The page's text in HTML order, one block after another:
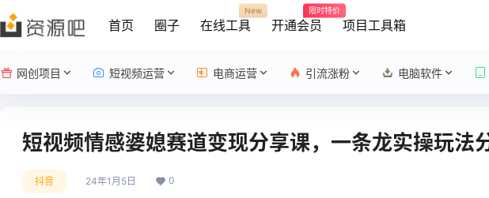
首页 圈子 在线工具
New
开通会员
限时特价
项目工具箱
网创项目 短视频运营 电商运营 引流涨粉 电脑软件
短视频情感婆媳赛道变现分享课，一条龙实操玩法
抖音 24年1月5日 0